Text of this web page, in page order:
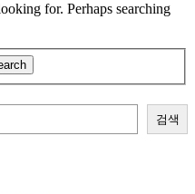
for. Perhaps searching
검색